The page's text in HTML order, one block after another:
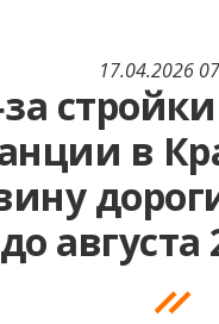
17.04.2026
в
до августа